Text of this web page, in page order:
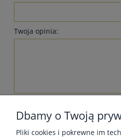
Twoja opinia:
Dbamy o Twoją
Pliki cookies i pokrewne im